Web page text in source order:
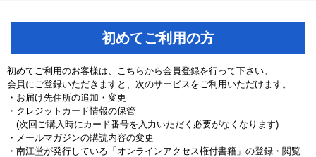
初めてご利用の方
初めてご利用のお客様は、こちらから会員登録を行って下さい。
会員にご登録いただきますと、次のサービスをご利用いただけます。
・お届け先住所の追加・変更
・クレジットカード情報の保管
(次回ご購入時にカード番号を入力いただく必要がなくなります)
・メールマガジンの購読内容の変更
・南江堂が発行している「オンラインアクセス権付書籍」の登録・閲覧